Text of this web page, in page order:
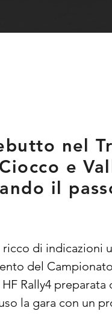
nel
e
il
di
del
Rally4
la gara con un